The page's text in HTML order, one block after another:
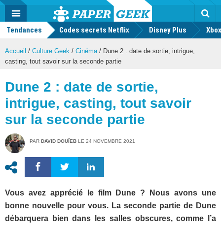
Actu
geek
MENU
Tendances Codes secrets Netflix Disney Plus
Accueil / Culture Geek / Cinéma / Dune 2 : date de sortie, intrigue,
casting, tout savoir sur la seconde partie
Dune 2 : date de sortie,
intrigue, casting, tout savoir
sur la seconde partie
PAR DAVID DOUÏEB LE 24 NOVEMBRE 2021
Vous avez apprécié le film Dune ? Nous avons une
bonne nouvelle pour vous. La seconde partie de Dune
débarquera bien dans les salles obscures, comme l’a
Mode
FacebookTwitter Youtube